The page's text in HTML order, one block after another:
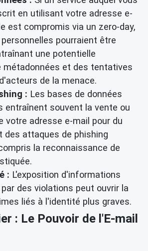
en utilisant votre adresse e-
est compromis via un zero-day,
pourraient être
une potentielle
métadonnées et des tentatives
de la menace.
: Les bases de données
entraînent souvent la vente ou
votre adresse e-mail pour du
des attaques de phishing
la reconnaissance de
: L'exposition d'informations
des violations peut ouvrir la
liés à l'identité plus graves.
: Le Pouvoir de l'E-mail